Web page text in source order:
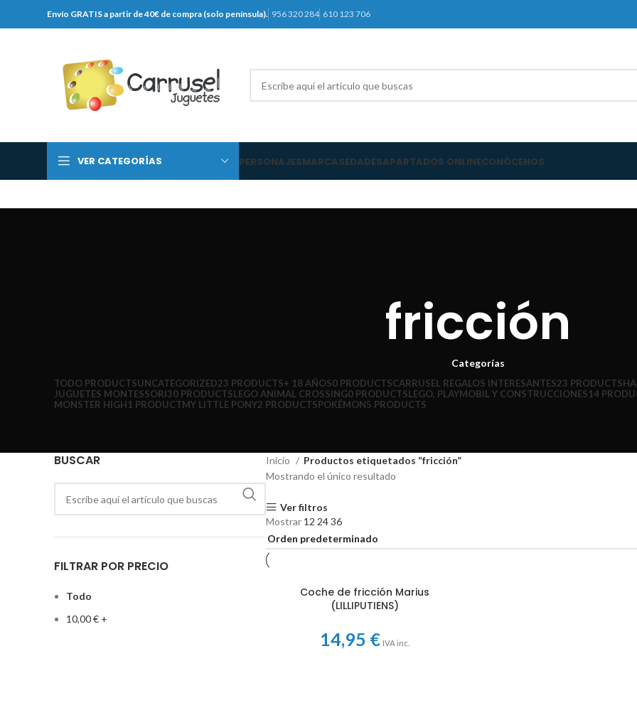
Envío GRATIS a partir de 40€ de compra (solo península). 956 320 284 610 123 706
VER CATEGORÍAS PERSONAJESMARCASEDADESAPARTADOS ONLINECONÓCENOS
fricción
Categorías
TODO PRODUCTSUNCATEGORIZED23 PRODUCTS+ 18 AÑOS0 PRODUCTSCARRUSEL REGALOS INTERESANTES23 PRODUCTS
JUGUETES MONTESSORI30 PRODUCTSLEGO ANIMAL CROSSING0 PRODUCTSLEGO, PLAYMOBIL Y CONSTRUCCIONES14
MONSTER HIGH1 PRODUCTMY LITTLE PONY2 PRODUCTSPOKÉMON5 PRODUCTS
BUSCAR
FILTRAR POR PRECIO
Todo
10,00€ +
Inicio
Productos etiquetados “fricción”
Mostrando el único resultado
Ver filtros
Mostrar 12 2436
AÑADIR AL CARRITO
Coche de fricción Marius
(LILLIPUTIENS)
14,95 € IVA inc.